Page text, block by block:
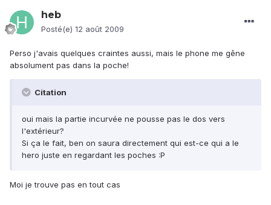
heb
Posté(e) 12 août 2009
Perso j'avais quelques craintes aussi, mais le phone me gêne
absolument pas dans la poche!
Citation
oui mais la partie incurvée ne pousse pas le dos vers
l'extérieur?
Si ça le fait, ben on saura directement qui est-ce qui a le
hero juste en regardant les poches :P
Moi je trouve pas en tout cas